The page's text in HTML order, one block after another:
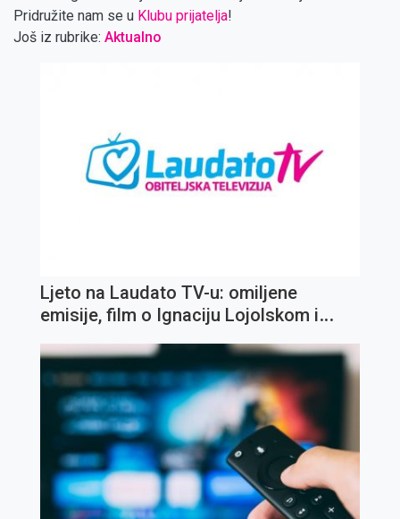
Pridružite nam se u Klubu prijatelja!
Još iz rubrike: Aktualno
Ljeto na Laudato TV-u: omiljene
emisije, film o Ignaciju Lojolskom i